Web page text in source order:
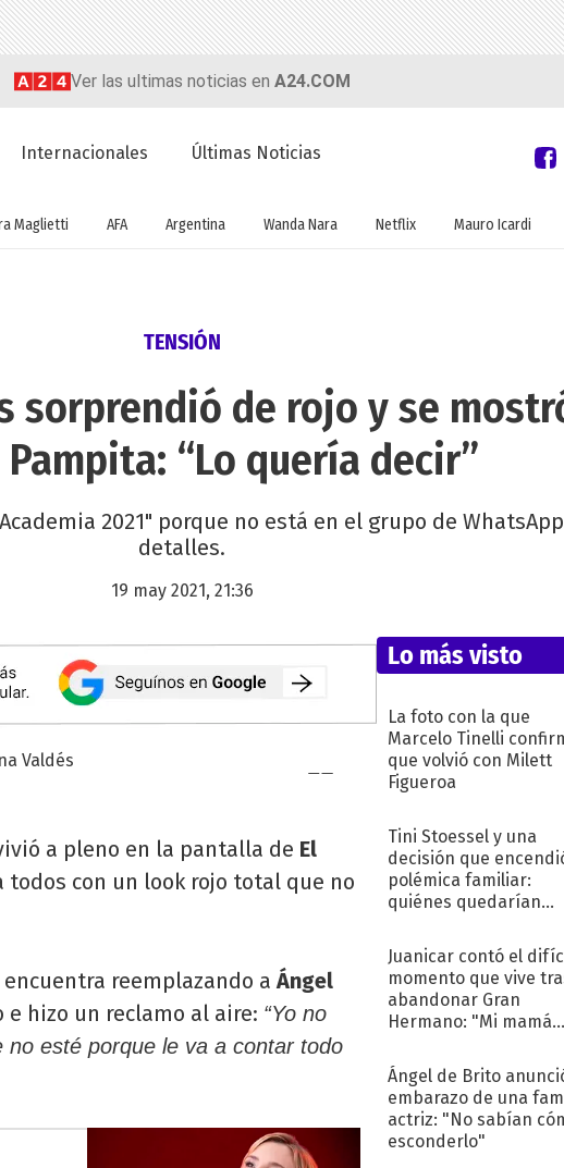
Ver las ultimas noticias en A24.COM
Internacionales Últimas Noticias
Maglietti AFA Argentina Wanda Nara Netflix Mauro Icardi
TENSIÓN
sorprendió de rojo y se
“Lo quería decir”
2021" porque no está en el grupo de
detalles.
19 may 2021, 21:36
a pleno en la pantalla de El
todos con un look rojo total que no
reemplazando aÁngel
hizo un reclamo al aire: “Yo no
no esté porque le va a contar todo
Lo más visto
La foto con la que
Marcelo Tinelli
que volvió con Milett
Figueroa
Tini Stoessel y una
decisión que
polémica familiar:
quiénes quedarían
Juanicar contó el
momento que vive
abandonar Gran
Hermano: "Mi mamá
Ángel de Brito
embarazo de una
actriz: "No sabían
esconderlo"